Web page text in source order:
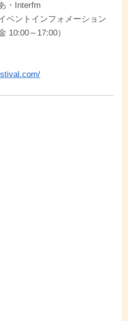
・Interfm
ベントインフォメーション
10:00～17:00）